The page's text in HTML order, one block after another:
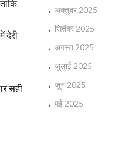
देरी
सही
अक्तूबर 2025
सितंबर 2025
अगस्त 2025
जुलाई 2025
जून 2025
मई 2025